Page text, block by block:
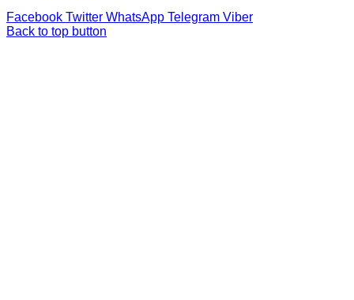
Facebook Twitter WhatsApp Telegram Viber
Back to top button